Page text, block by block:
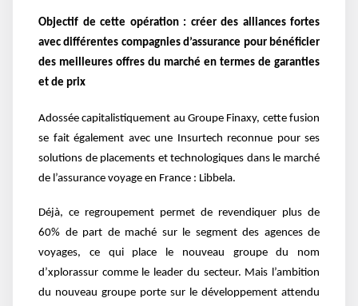
Objectif de cette opération : créer des alliances fortes
avec différentes compagnies d’assurance pour bénéficier
des meilleures offres du marché en termes de garanties
et de prix
Adossée capitalistiquement au Groupe Finaxy, cette fusion
se fait également avec une Insurtech reconnue pour ses
solutions de placements et technologiques dans le marché
de l’assurance voyage en France : Libbela.
Déjà, ce regroupement permet de revendiquer plus de
60% de part de maché sur le segment des agences de
voyages, ce qui place le nouveau groupe du nom
d’xplorassur comme le leader du secteur. Mais l’ambition
du nouveau groupe porte sur le développement attendu